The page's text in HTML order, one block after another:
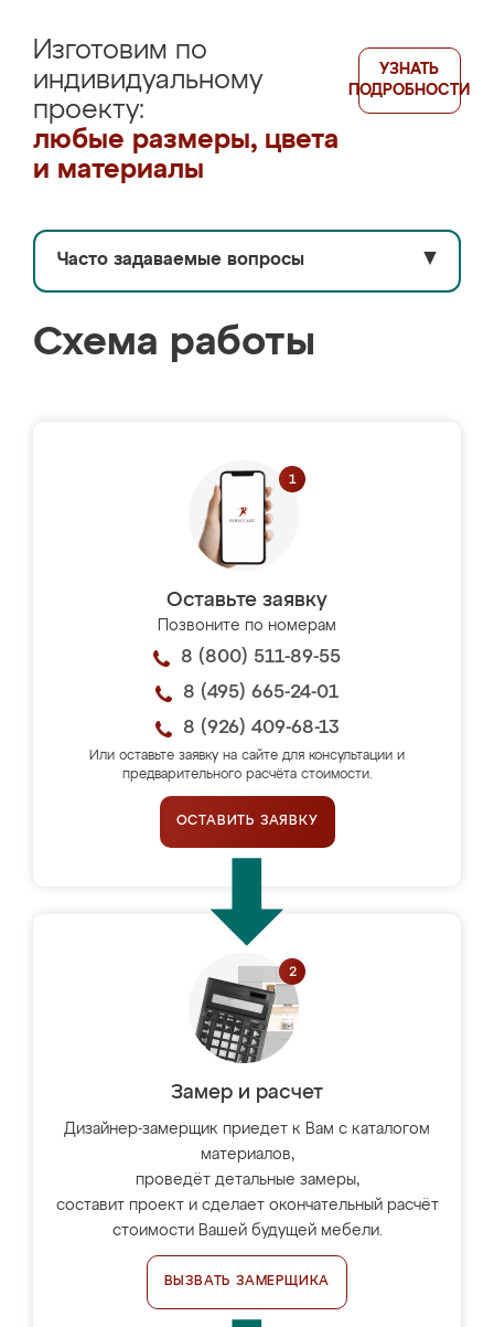
Изготовим по
индивидуальному
проекту:
любые размеры, цвета
и материалы
УЗНАТЬ
ПОДРОБНОСТИ
Часто задаваемые вопросы ▼
Схема работы
Оставьте заявку
Позвоните по номерам
8 (800) 511-89-55
8 (495) 665-24-01
8 (926) 409-68-13
Или оставьте заявку на сайте для консультации и
предварительного расчёта стоимости.
ОСТАВИТЬ ЗАЯВКУ
Замер и расчет
Дизайнер-замерщик приедет к Вам с каталогом
материалов,
проведёт детальные замеры,
составит проект и сделает окончательный расчёт
стоимости Вашей будущей мебели.
ВЫЗВАТЬ ЗАМЕРЩИКА